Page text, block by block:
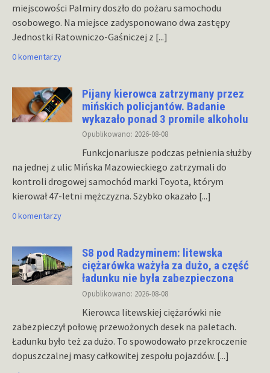
miejscowości Palmiry doszło do pożaru samochodu
osobowego. Na miejsce zadysponowano dwa zastępy
Jednostki Ratowniczo-Gaśniczej z [...]
0 komentarzy
Pijany kierowca zatrzymany przez
mińskich policjantów. Badanie
wykazało ponad 3 promile alkoholu
Opublikowano: 2026-08-08
Funkcjonariusze podczas pełnienia służby
na jednej z ulic Mińska Mazowieckiego zatrzymali do
kontroli drogowej samochód marki Toyota, którym
kierował 47-letni mężczyzna. Szybko okazało [...]
0 komentarzy
S8 pod Radzyminem: litewska
ciężarówka ważyła za dużo, a część
ładunku nie była zabezpieczona
Opublikowano: 2026-08-08
Kierowca litewskiej ciężarówki nie
zabezpieczył połowę przewożonych desek na paletach.
Ładunku było też za dużo. To spowodowało przekroczenie
dopuszczalnej masy całkowitej zespołu pojazdów. [...]